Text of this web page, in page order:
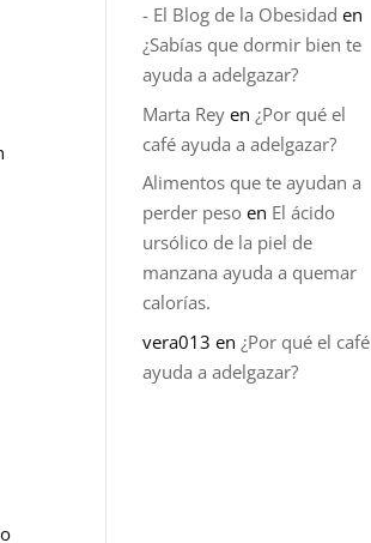
- El Blog de la Obesidad en
¿Sabías que dormir bien te
ayuda a adelgazar?
Marta Rey en ¿Por qué el
café ayuda a adelgazar?
Alimentos que te ayudan a
perder peso en El ácido
ursólico de la piel de
manzana ayuda a quemar
calorías.
vera013 en ¿Por qué el café
ayuda a adelgazar?